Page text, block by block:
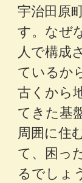
宇治田原
す。なぜ
人で構成
ているか
古くから
てきた基
周囲に住
て、困っ
るでしょ